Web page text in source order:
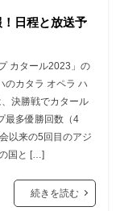
日程と放送予
カタール2023」の
のカタラ オペラ ハ
決勝戦でカタール
最多優勝回数（4
以来の5回目のアジ
国と […]
続きを読む